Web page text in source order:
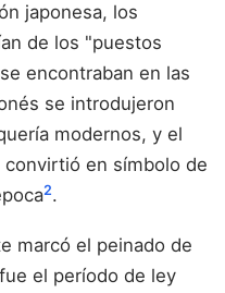
japonesa, los
de los "puestos
encontraban en las
se introdujeron
modernos, y el
en símbolo de
2.
marcó el peinado de
el período de ley